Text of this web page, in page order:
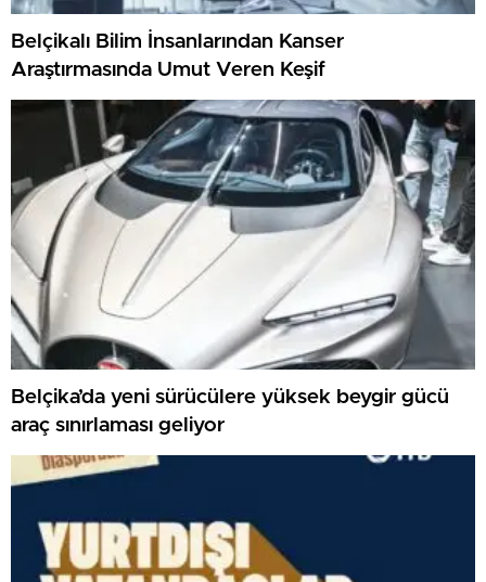
Belçikalı Bilim İnsanlarından Kanser
Araştırmasında Umut Veren Keşif
Belçika’da yeni sürücülere yüksek beygir gücü
araç sınırlaması geliyor